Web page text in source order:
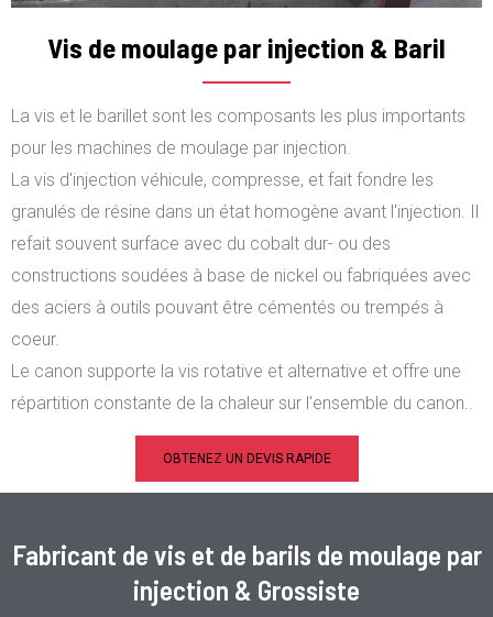
Vis de moulage par injection & Baril
La vis et le barillet sont les composants les plus importants
pour les machines de moulage par injection.
La vis d'injection véhicule, compresse, et fait fondre les
granulés de résine dans un état homogène avant l'injection. Il
refait souvent surface avec du cobalt dur- ou des
constructions soudées à base de nickel ou fabriquées avec
des aciers à outils pouvant être cémentés ou trempés à
coeur.
Le canon supporte la vis rotative et alternative et offre une
répartition constante de la chaleur sur l'ensemble du canon..
OBTENEZ UN DEVIS RAPIDE
Fabricant de vis et de barils de moulage par
injection & Grossiste